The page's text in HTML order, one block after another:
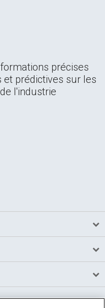
précises
prédictives sur les
l'industrie